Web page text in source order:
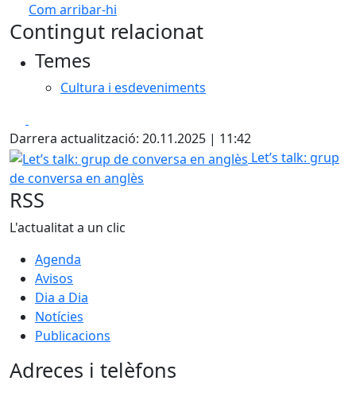
Com arribar-hi
+
Contingut relacionat
Temes
Cultura i esdeveniments
Darrera actualització: 20.11.2025 | 11:42
Let’s talk: grup de conversa en anglès
Let’s talk: grup
de conversa en anglès
RSS
L'actualitat a un clic
Agenda
Avisos
Dia a Dia
Notícies
Publicacions
Adreces i telèfons